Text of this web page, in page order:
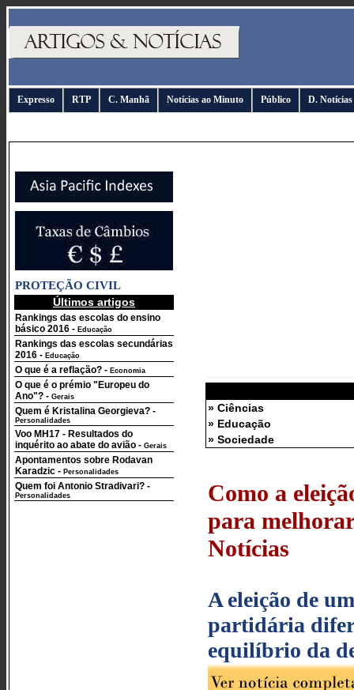
Expresso RTP C. Manhã Notícias ao Minuto Público D. Notícias
PROTEÇÃO CIVIL
Últimos artigos
Rankings das escolas do ensino
básico 2016 - Educação
Rankings das escolas secundárias
2016 - Educação
O que é a reflação? - Economia
O que é o prémio "Europeu do
Ano"? - Gerais
Quem é Kristalina Georgieva? -
Personalidades
Voo MH17 - Resultados do
inquérito ao abate do avião - Gerais
Apontamentos sobre Rodavan
Karadzic - Personalidades
Quem foi Antonio Stradivari? -
Personalidades
» Ciências
» Educação
» Sociedade
Como a
para
Notícias
A eleição de
partidária
equilíbrio da